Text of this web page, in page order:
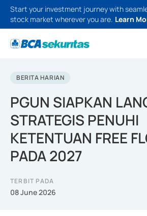
Start your investment journey with
stock market wherever you are. Learn
BERITA HARIAN
PGUN SIAPKAN
STRATEGIS PENUHI
KETENTUAN FREE
PADA 2027
TERBIT PADA
08 June 2026